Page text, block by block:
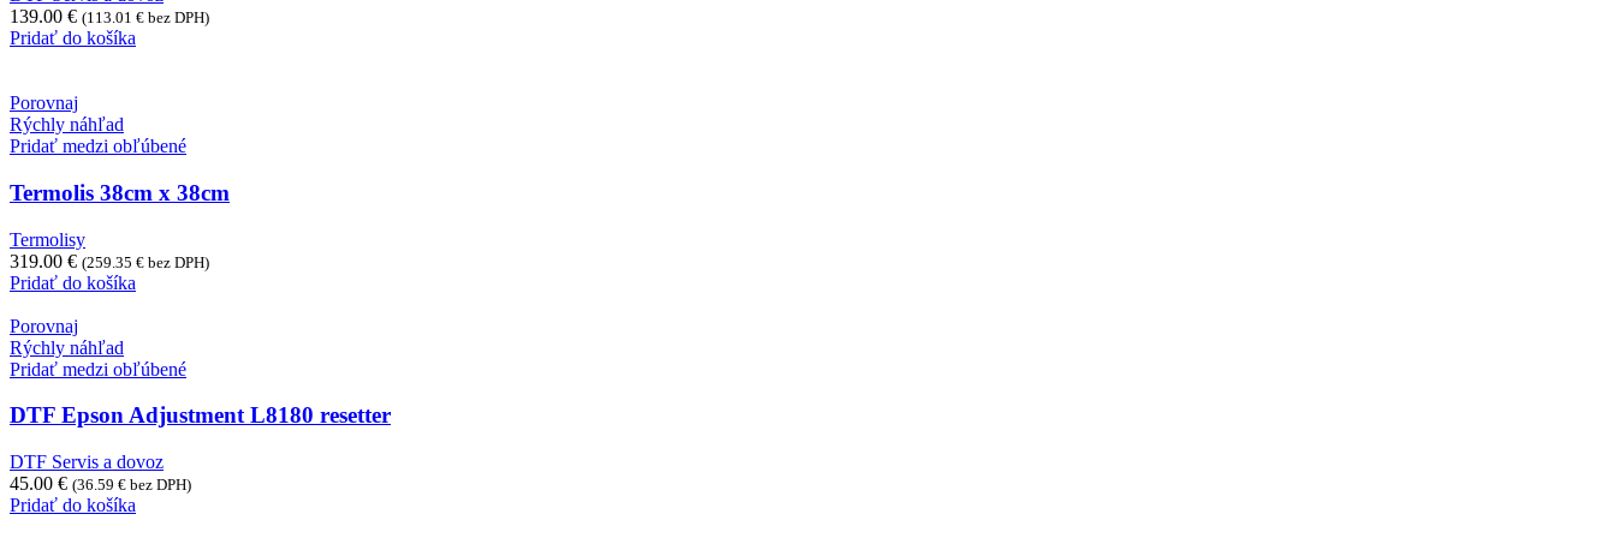
139.00 € (113.01 € bez DPH)
Pridať do košíka
Porovnaj
Rýchly náhľad
Pridať medzi obľúbené
Termolis 38cm x 38cm
Termolisy
319.00 € (259.35 € bez DPH)
Pridať do košíka
Porovnaj
Rýchly náhľad
Pridať medzi obľúbené
DTF Epson Adjustment L8180 resetter
DTF Servis a dovoz
45.00 € (36.59 € bez DPH)
Pridať do košíka